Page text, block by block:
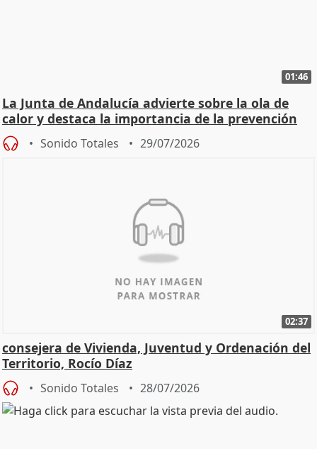
01:46
La Junta de Andalucía advierte sobre la ola de
calor y destaca la importancia de la prevención
Sonido Totales 29/07/2026
02:37
consejera de Vivienda, Juventud y Ordenación del
Territorio, Rocío Díaz
Sonido Totales 28/07/2026